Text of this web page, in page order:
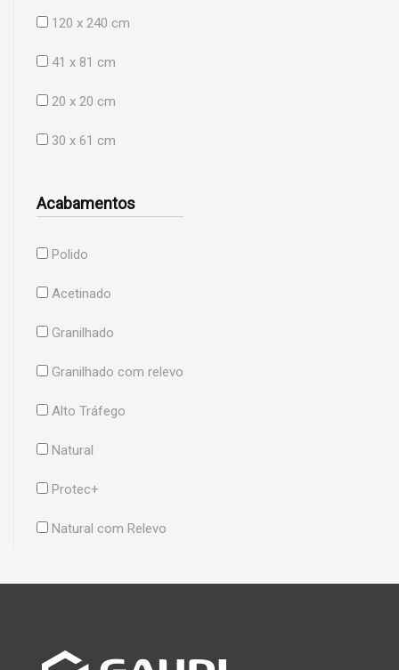
120 x 240 cm
41 x 81 cm
20 x 20 cm
30 x 61 cm
Acabamentos
Polido
Acetinado
Granilhado
Granilhado com relevo
Alto Tráfego
Natural
Protec+
Natural com Relevo